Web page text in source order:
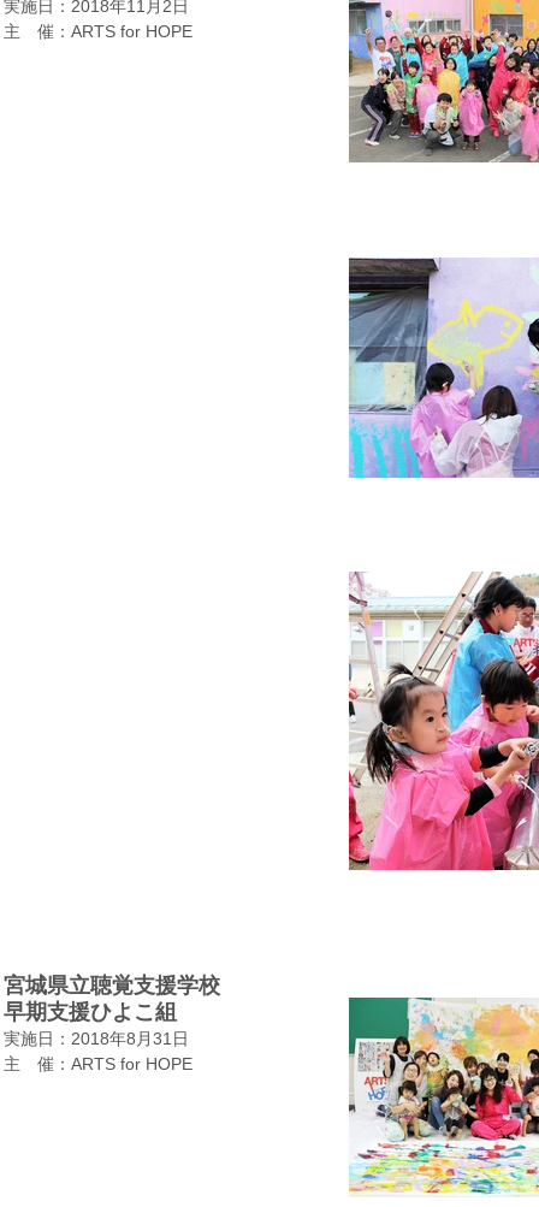
実施日：2018年11月2日
​主 催：ARTS for HOPE
宮城県立聴覚支援学校
早期支援ひよこ組
実施日：2018年8月31日
​主 催：ARTS for HOPE